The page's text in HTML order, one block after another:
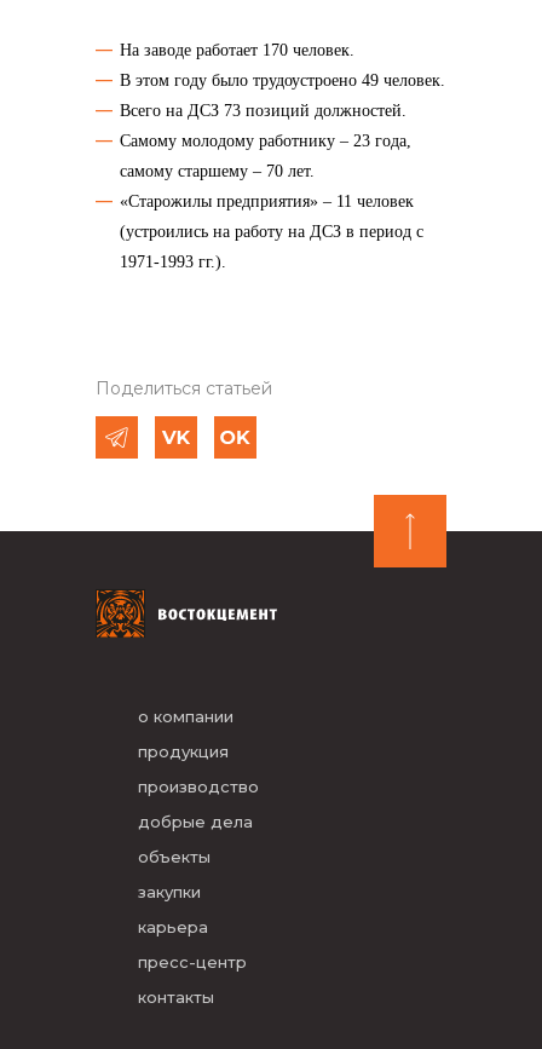
На заводе работает 170 человек.
В этом году было трудоустроено 49 человек.
Всего на ДСЗ 73 позиций должностей.
Самому молодому работнику – 23 года,
самому старшему – 70 лет.
«Старожилы предприятия» – 11 человек
(устроились на работу на ДСЗ в период с
1971-1993 гг.).
Поделиться статьей
о компании
продукция
производство
добрые дела
объекты
закупки
карьера
пресс-центр
контакты